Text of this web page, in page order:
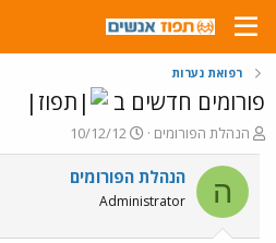
רפואת נערות
פורומים חדשים ב
פ
ו
ת
ח
ה
הנהלת הפורומים
פ
ו
ר
ם
10/12/12
ה הנהלת הפורומים
Administrator